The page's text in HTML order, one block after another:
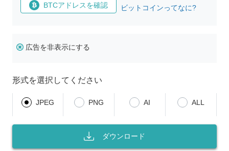
BTCアドレスを確認 ビットコインってなに?
広告を非表示にする
形式を選択してください
JPEG PNG AI ALL
ダウンロード